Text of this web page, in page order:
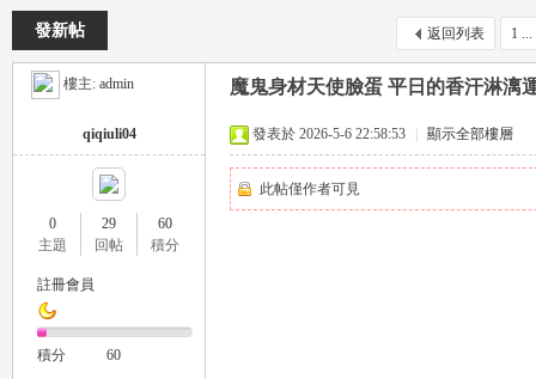
» › › ›
1 ...
返回列表
發新帖
樓主: admin 魔鬼身材天使臉蛋 平日的香汗淋漓
qiqiuli04
0
主題
29
回帖
60
積分
註冊會員
積分 60
發表於 2026-5-6 22:58:53 顯示全部樓層
此帖僅作者可見